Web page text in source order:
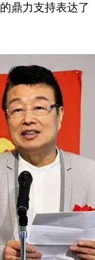
的鼎力支持表达了